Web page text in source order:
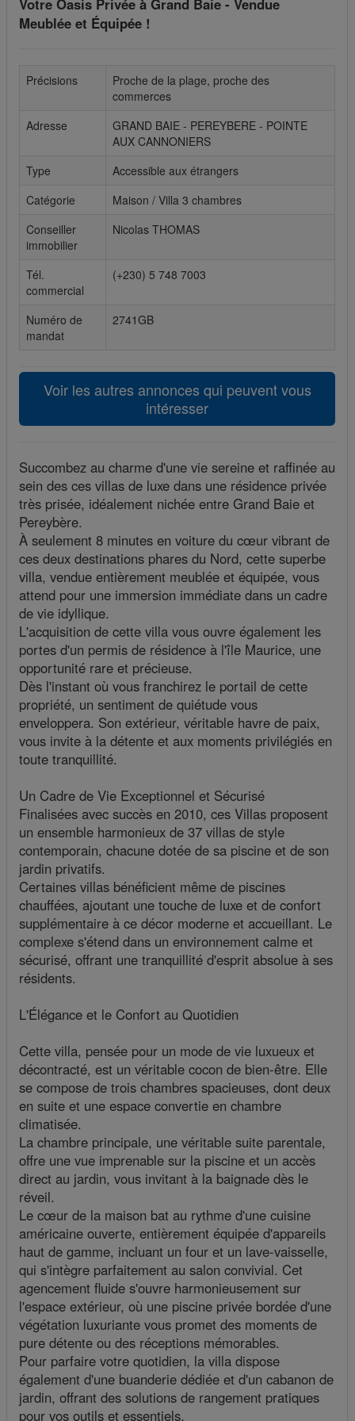
Cookies sociaux
sociaux afin que vous puissiez partager votre expérience
Votre Oasis Privée à Grand Baie - Vendue
Meublée et Équipée !
Précisions
Proche de la plage, proche des
commerces
Adresse
GRAND BAIE - PEREYBERE - POINTE
AUX CANNONIERS
Type
Accessible aux étrangers
Catégorie
Maison / Villa 3 chambres
Conseiller
immobilier
Nicolas THOMAS
Tél.
commercial
(+230) 5 748 7003
Numéro de
mandat
2741GB
Voir les autres annonces qui peuvent vous
intéresser
Succombez au charme d'une vie sereine et raffinée au
sein des ces villas de luxe dans une résidence privée
très prisée, idéalement nichée entre Grand Baie et
Pereybère.
À seulement 8 minutes en voiture du cœur vibrant de
ces deux destinations phares du Nord, cette superbe
villa, vendue entièrement meublée et équipée, vous
attend pour une immersion immédiate dans un cadre
de vie idyllique.
L'acquisition de cette villa vous ouvre également les
portes d'un permis de résidence à l'île Maurice, une
opportunité rare et précieuse.
Dès l'instant où vous franchirez le portail de cette
propriété, un sentiment de quiétude vous
enveloppera. Son extérieur, véritable havre de paix,
vous invite à la détente et aux moments privilégiés en
toute tranquillité.
Un Cadre de Vie Exceptionnel et Sécurisé
Finalisées avec succès en 2010, ces Villas proposent
un ensemble harmonieux de 37 villas de style
contemporain, chacune dotée de sa piscine et de son
jardin privatifs.
Certaines villas bénéficient même de piscines
chauffées, ajoutant une touche de luxe et de confort
supplémentaire à ce décor moderne et accueillant. Le
complexe s'étend dans un environnement calme et
sécurisé, offrant une tranquillité d'esprit absolue à ses
résidents.
L'Élégance et le Confort au Quotidien
Cette villa, pensée pour un mode de vie luxueux et
décontracté, est un véritable cocon de bien-être. Elle
se compose de trois chambres spacieuses, dont deux
en suite et une espace convertie en chambre
climatisée.
La chambre principale, une véritable suite parentale,
offre une vue imprenable sur la piscine et un accès
direct au jardin, vous invitant à la baignade dès le
réveil.
Le cœur de la maison bat au rythme d'une cuisine
américaine ouverte, entièrement équipée d'appareils
haut de gamme, incluant un four et un lave-vaisselle,
qui s'intègre parfaitement au salon convivial. Cet
agencement fluide s'ouvre harmonieusement sur
l'espace extérieur, où une piscine privée bordée d'une
végétation luxuriante vous promet des moments de
pure détente ou des réceptions mémorables.
Pour parfaire votre quotidien, la villa dispose
également d'une buanderie dédiée et d'un cabanon de
jardin, offrant des solutions de rangement pratiques
pour vos outils et essentiels.